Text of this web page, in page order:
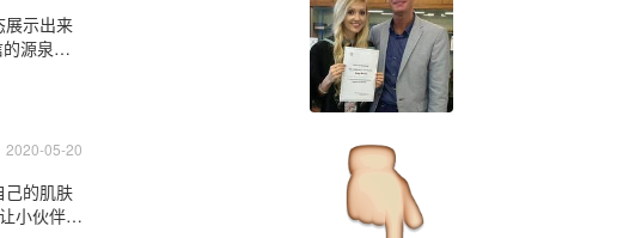
展示出来
源泉。
2020-05-20
己的肌肤
小伙伴们